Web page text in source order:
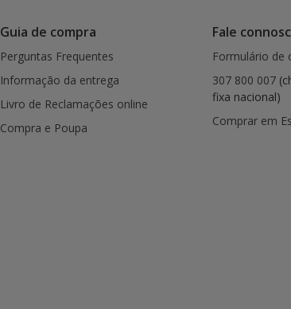
Guia de compra
Perguntas Frequentes
Informação da entrega
Livro de Reclamações online
Compra e Poupa
Fale
Formulário de
307 800 007
fixa nacional)
Comprar em